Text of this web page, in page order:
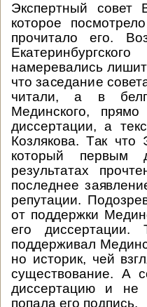
Экспертный
которое
прочитало его.
намеревались
что заседание
читали, а в
Мединского,
диссертации, а
Козлякова. Так
который первым
результатах
последнее
репутации.
от поддержки
его диссертации.
поддерживал
но историк, чей
существование. А
диссертацию и не
попала его подпись.